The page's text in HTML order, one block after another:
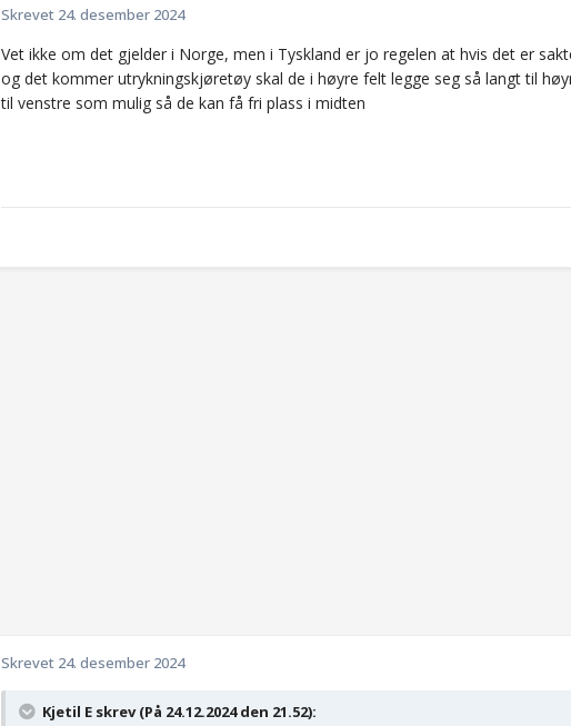
Skrevet 24. desember 2024
Vet ikke om det gjelder i Norge, men i Tyskland er jo regelen at hvis det er
og det kommer utrykningskjøretøy skal de i høyre felt legge seg så langt til
til venstre som mulig så de kan få fri plass i midten
Skrevet 24. desember 2024
Kjetil E skrev (På 24.12.2024 den 21.52):